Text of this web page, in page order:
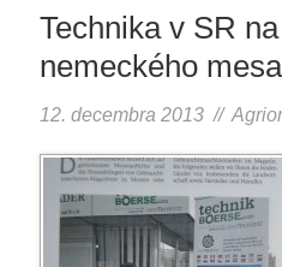
Technika v SR
nemeckého
12. decembra 2013 //